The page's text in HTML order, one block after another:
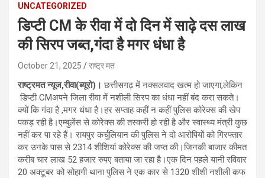
UNCATEGORIZED
डिप्टी CM के रीवा में दो दिन में साढ़े दस लाख
की सिरप जब्त,गंदा है मगर धंधा है
October 21, 2025 राष्ट्र मत
राष्ट्रमत न्यूज,रीवा(ब्यूरो)। छत्तीसगढ़ में नक्सलवाद खत्म हो जाएगा,लेकिन
डिप्टी CMअपने जिला रीवा में नशीली सिरप का धंधा नहीं बंद करा सकते।
क्यों कि गंदा है ,मगर धंधा है।हर सप्ताह कहीं न कहीं पुलिस कोरेक्स की खेप
पकड़ रही है।एम्बुलेंस से कोरेेक्स की तस्करी हो रही है और स्वास्थ्य मंत्री कुछ
नहीं कर पा रहे हैं। रायपुर कर्चुलियान की पुलिस ने दो आरोपियों को गिरफ्तार
कर उनके पास से 2314 शीशियां कोरेक्स की जप्त की।जिनकी बाजार कीमत
करीब चार लाख 52 हजार रुपए बताया जा रहा है।एक दिन पहले यानी रविवार
20 अक्टूबर को सोहागी थाना पुलिस ने एक कार से 1320 शीशी नशीली कफ